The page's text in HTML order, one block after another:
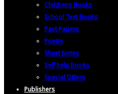
Childrens Books
School Text Books
Past Papers
Poetry
Short Notes
Self help Books
Special Offers
Publishers